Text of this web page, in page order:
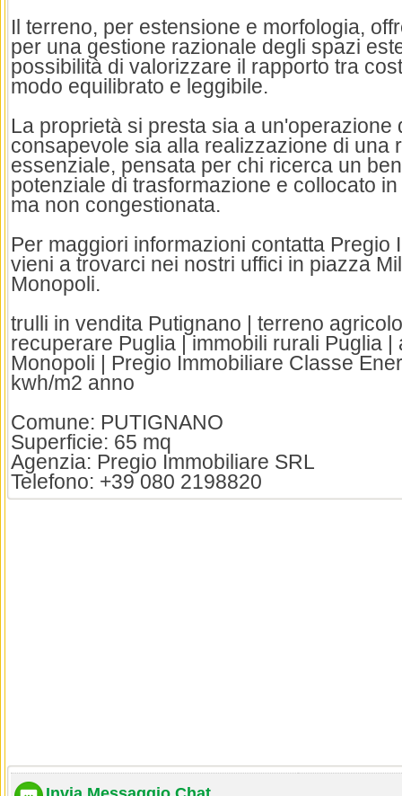
Il terreno, per estensione e morfologia,
per una gestione razionale degli spazi
possibilità di valorizzare il rapporto tra
modo equilibrato e leggibile.
La proprietà si presta sia a un'operazione
consapevole sia alla realizzazione di una
essenziale, pensata per chi ricerca un
potenziale di trasformazione e collocato
ma non congestionata.
Per maggiori informazioni contatta Pregio
vieni a trovarci nei nostri uffici in piazza
Monopoli.
trulli in vendita Putignano | terreno
recuperare Puglia | immobili rurali Puglia |
Monopoli | Pregio Immobiliare Classe
kwh/m2 anno
Comune: PUTIGNANO
Superficie: 65 mq
Agenzia: Pregio Immobiliare SRL
Telefono: +39 080 2198820